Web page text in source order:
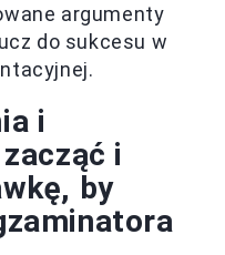
argumenty
do sukcesu w
i
i
by